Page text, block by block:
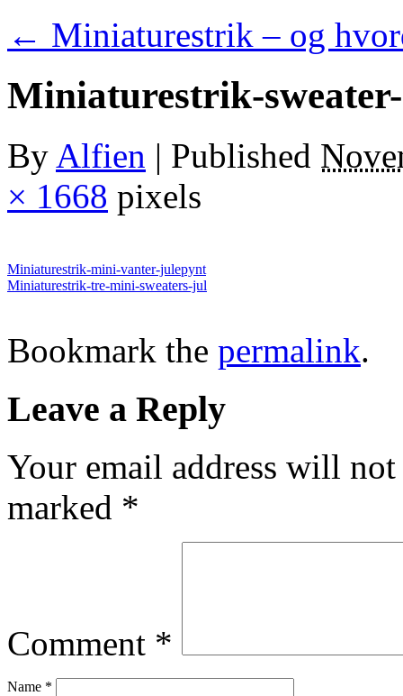
← Miniaturestrik – og
Miniaturestrik-
By Alfien | Published
× 1668 pixels
Miniaturestrik-mini-vanter-julepynt
Miniaturestrik-tre-mini-sweaters-jul
Bookmark the permalink.
Leave a Reply
Your email address will
marked *
Comment *
Name *